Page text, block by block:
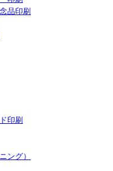
品印刷
印刷
ング）